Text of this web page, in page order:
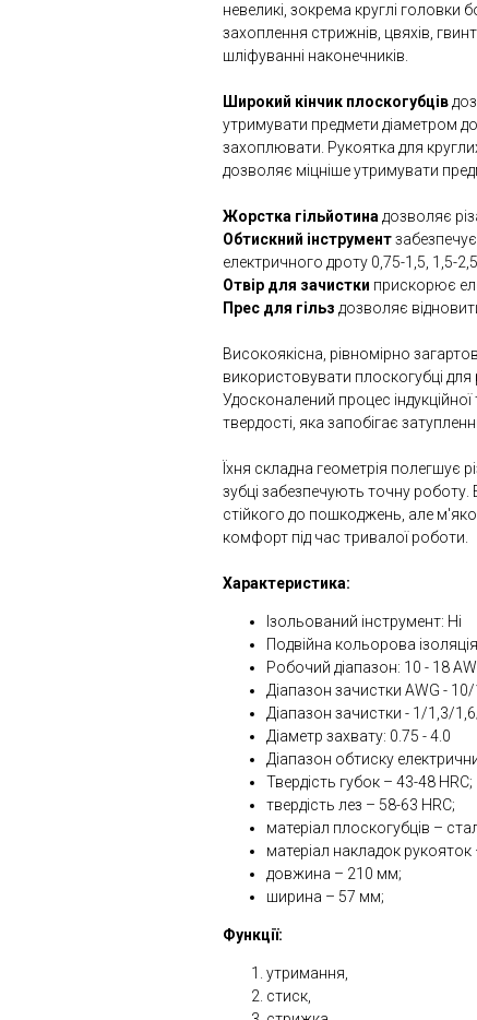
невеликі, зокрема круглі головки
захоплення стрижнів, цвяхів,
шліфуванні наконечників.
Широкий кінчик плоскогубців
утримувати предмети діаметром
захоплювати. Рукоятка для
дозволяє міцніше утримувати
Жорстка гільйотинадозволяє
Обтискний інструмент
електричного дроту 0,75-1,5, 1,5-
Отвір для зачистки прискорює
Прес для гільз дозволяє
Високоякісна, рівномірно
використовувати плоскогубці
Удосконалений процес
твердості, яка запобігає
Їхня складна геометрія полегшує
зубці забезпечують точну роботу.
стійкого до пошкоджень, але
комфорт під час тривалої роботи.
Характеристика:
Ізольований інструмент: Ні
Подвійна кольорова
Робочий діапазон: 10 - 18
Діапазон зачистки AWG -
Діапазон зачистки - 1/1,3/
Діаметр захвату: 0.75 - 4.0
Діапазон обтиску
Твердість губок – 43-48 HRC;
твердість лез – 58-63 HRC;
матеріал плоскогубців –
матеріал накладок рукояток
довжина – 210 мм;
ширина – 57 мм;
Функції:
утримання,
стиск,